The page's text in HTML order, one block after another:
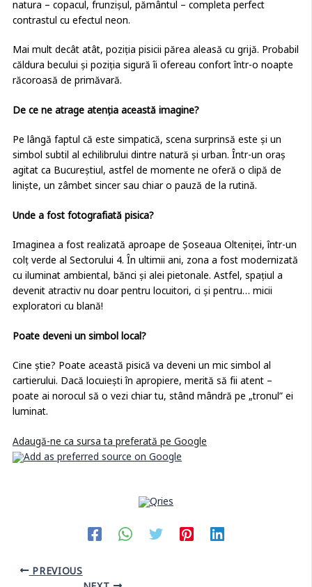
natura – copacul, frunzișul, pământul – completa perfect
contrastul cu efectul neon.
Mai mult decât atât, poziția pisicii părea aleasă cu grijă. Probabil
căldura becului și poziția sigură îi ofereau confort într-o noapte
răcoroasă de primăvară.
De ce ne atrage atenția această imagine?
Pe lângă faptul că este simpatică, scena surprinsă este și un
simbol subtil al echilibrului dintre natură și urban. Într-un oraș
agitat ca Bucureștiul, astfel de momente ne oferă o clipă de
liniște, un zâmbet sincer sau chiar o pauză de la rutină.
Unde a fost fotografiată pisica?
Imaginea a fost realizată aproape de Șoseaua Olteniței, într-un
colț verde al Sectorului 4. În ultimii ani, zona a fost modernizată
cu iluminat ambiental, bănci și alei pietonale. Astfel, spațiul a
devenit atractiv nu doar pentru locuitori, ci și pentru… micii
exploratori cu blană!
Poate deveni un simbol local?
Cine știe? Poate această pisică va deveni un mic simbol al
cartierului. Dacă locuiești în apropiere, merită să fii atent –
poate ai norocul să o vezi chiar tu, stând mândră pe „tronul” ei
luminat.
Adaugă-ne ca sursa ta preferată pe Google
PREVIOUS